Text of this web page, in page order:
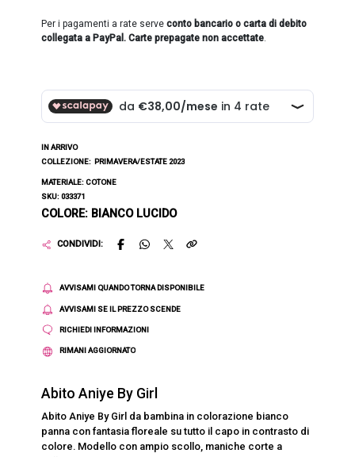
Per i pagamenti a rate serveconto bancario o carta di debito
collegata a PayPal. Carte prepagate non accettate.
IN ARRIVO
COLLEZIONE: PRIMAVERA/ESTATE 2023
MATERIALE: COTONE
SKU: 033371
COLORE: BIANCO LUCIDO
CONDIVIDI:
AVVISAMI QUANDO TORNA DISPONIBILE
AVVISAMI SE IL PREZZO SCENDE
RICHIEDI INFORMAZIONI
RIMANI AGGIORNATO
Abito Aniye By Girl
Abito Aniye By Girl da bambina in colorazione bianco
panna con fantasia floreale su tutto il capo in contrasto di
colore. Modello con ampio scollo, maniche corte a